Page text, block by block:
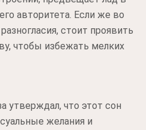
авторитета. Если же во
стоит проявить
чтобы избежать мелких
утверждал, что этот сон
желания и